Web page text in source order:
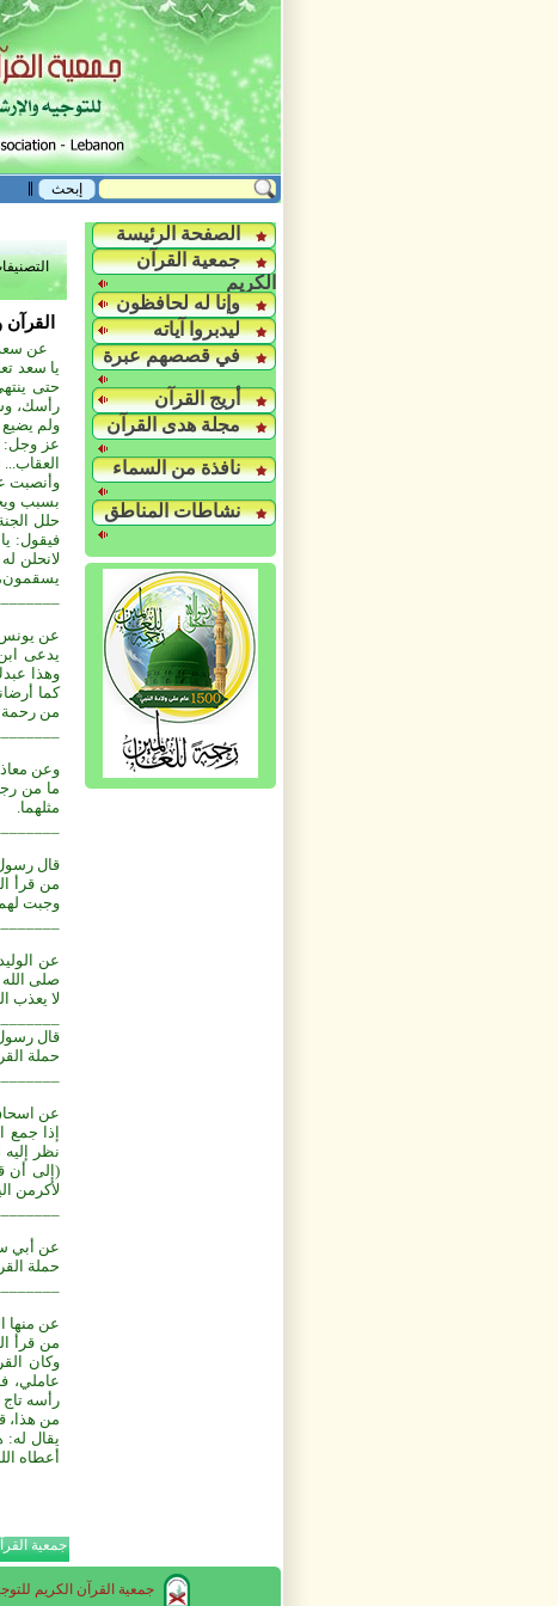
الصفحة الرئيسة
جمعية القرآن
الكريم
وإنا له لحافظون
ليدبروا آياته
في قصصهم عبرة
أريج القرآن
مجلة هدى القرآن
نافذة من السماء
نشاطات المناطق
عن
يا سعد
حتى
رأسك،
ولم
عز وجل:
وأنصبت
بسبب
حلل
فيقول:
لانحلن
يسقمون،
عن يونس
يدعى
وهذا
كما
من رحمة
وعن
ما من
مثلهما.
قال
من قرأ
وجبت لهم
عن
صلى
لا يعذب
قال
حملة
عن
إذا
نظر إليه
(إلى أن
لأكرمن
عن أبي
حملة
عن منها
من قرأ
وكان
عاملي،
رأسه
من هذا،
يقال
أعطاه
جمعية
جمعية القرآن الكريم